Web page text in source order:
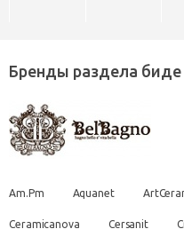
Бренды раздела
Am.Pm Aquanet
Ceramicanova Cersanit